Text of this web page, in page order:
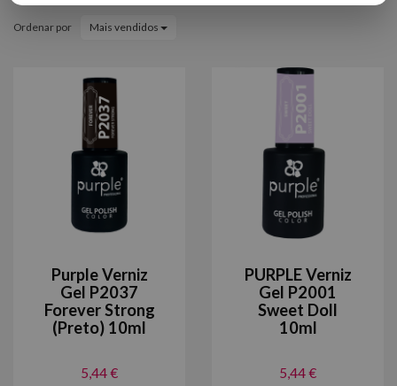
Ordenar por Mais vendidos
Purple Verniz
Gel P2037
Forever Strong
(Preto) 10ml
5,44 €
PURPLE Verniz
Gel P2001
Sweet Doll
10ml
5,44 €